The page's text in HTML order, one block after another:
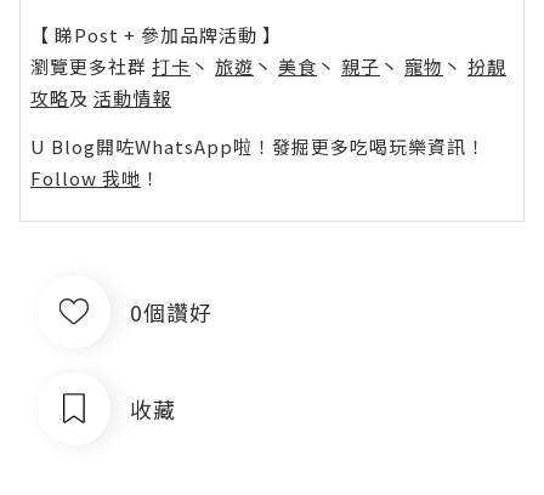
【 睇Post + 參加品牌活動 】
瀏覽更多社群 打卡 丶 旅遊 丶 美食 丶 親子 丶 寵物 丶 扮靚
攻略及 活動情報
U Blog開咗WhatsApp啦！發掘更多吃喝玩樂資訊！
Follow 我哋 ！
0個讚好
收藏